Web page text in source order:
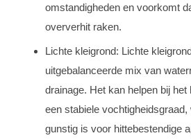
omstandigheden en voorkomt
oververhit raken.
Lichte kleigrond: Lichte
uitgebalanceerde mix van
drainage. Het kan helpen bij het
een stabiele
gunstig is voor hittebestendige